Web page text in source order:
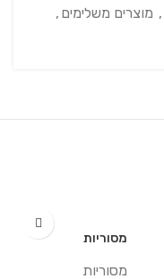
, מוצרים משלימים ,
מסוריות
מסוריות